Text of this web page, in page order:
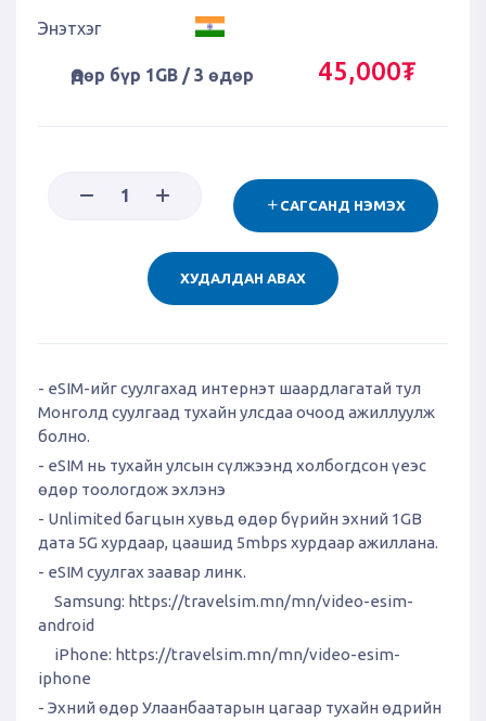
Энэтхэг
Өдөр бүр 1GB / 3 өдөр 45,000₮
САГСАНД НЭМЭХ
ХУДАЛДАН АВАХ
- eSIM-ийг суулгахад интернэт шаардлагатай тул
Монголд суулгаад тухайн улсдаа очоод ажиллуулж
болно.
- eSIM нь тухайн улсын сүлжээнд холбогдсон үеэс
өдөр тоологдож эхлэнэ
- Unlimited багцын хувьд өдөр бүрийн эхний 1GB
дата 5G хурдаар, цаашид 5mbps хурдаар ажиллана.
- eSIM суулгах заавар линк.
Samsung: https://travelsim.mn/mn/video-esim-
android
iPhone: https://travelsim.mn/mn/video-esim-
iphone
- Эхний өдөр Улаанбаатарын цагаар тухайн өдрийн